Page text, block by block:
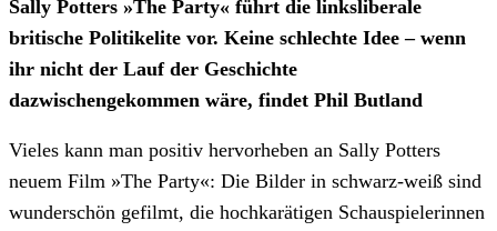
Sally Potters »The Party« führt die linksliberale
britische Politikelite vor. Keine schlechte Idee – wenn
ihr nicht der Lauf der Geschichte
dazwischengekommen wäre, findet Phil Butland
Vieles kann man positiv hervorheben an Sally Potters
neuem Film »The Party«: Die Bilder in schwarz-weiß sind
wunderschön gefilmt, die hochkarätigen Schauspielerinnen